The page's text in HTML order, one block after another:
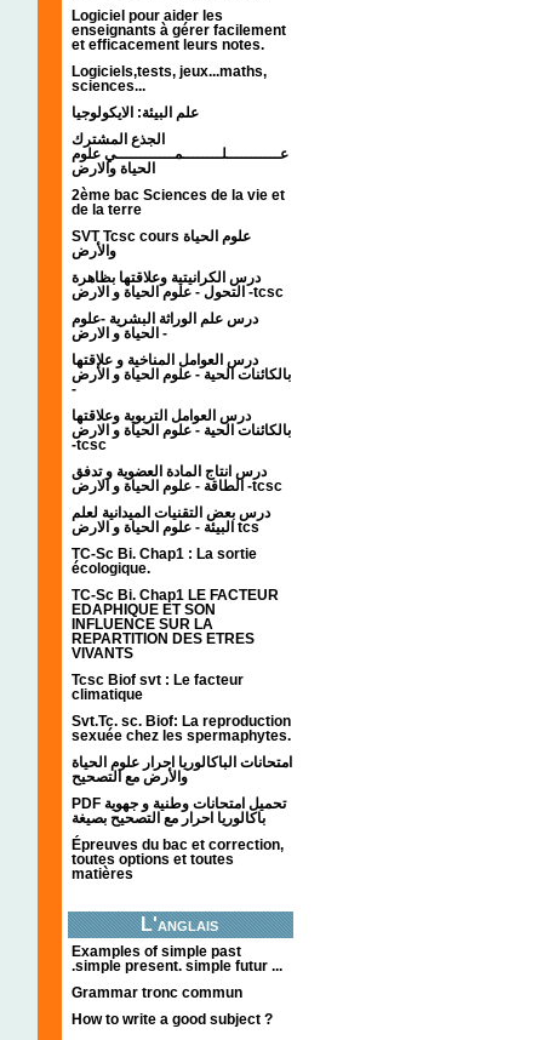
Logiciel pour aider les
enseignants à gérer facilement
et efficacement leurs notes.
Logiciels,tests, jeux...maths,
sciences...
علم البيئة: الايكولوجيا
الجذع المشترك
عـــــــــــلــــــــمــــــــــــي علوم
الحياة والارض
2ème bac Sciences de la vie et
de la terre
SVT Tcsc cours علوم الحياة
والأرض
درس الكرانيتية وعلاقتها بظاهرة
التحول - علوم الحياة و الارض -tcsc
درس علم الوراثة البشرية -علوم
الحياة و الارض -
درس العوامل المناخية و علاقتها
بالكائنات الحية - علوم الحياة و الأرض
-
درس العوامل التربوية وعلاقتها
بالكائنات الحية - علوم الحياة و الارض
-tcsc
درس انتاج المادة العضوية و تدفق
الطاقة - علوم الحياة و الارض -tcsc
درس بعض التقنيات الميدانية لعلم
البيئة - علوم الحياة و الارض tcs
TC-Sc Bi. Chap1 : La sortie
écologique.
TC-Sc Bi. Chap1 LE FACTEUR
EDAPHIQUE ET SON
INFLUENCE SUR LA
REPARTITION DES ETRES
VIVANTS
Tcsc Biof svt : Le facteur
climatique
Svt.Tc. sc. Biof: La reproduction
sexuée chez les spermaphytes.
امتحانات الباكالوريا احرار علوم الحياة
والأرض مع التصحيح
PDF تحميل امتحانات وطنية و جهوية
باكالوريا احرار مع التصحيح بصيغة
Épreuves du bac et correction,
toutes options et toutes
matières
L'anglais
Examples of simple past
.simple present. simple futur ...
Grammar tronc commun
How to write a good subject ?